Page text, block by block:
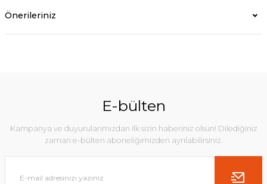
Önerileriniz
E-bülten
Kampanya ve duyurularımızdan ilk sizin haberiniz olsun! Dilediğiniz
zaman e-bülten aboneliğimizden ayrılabilirsiniz.